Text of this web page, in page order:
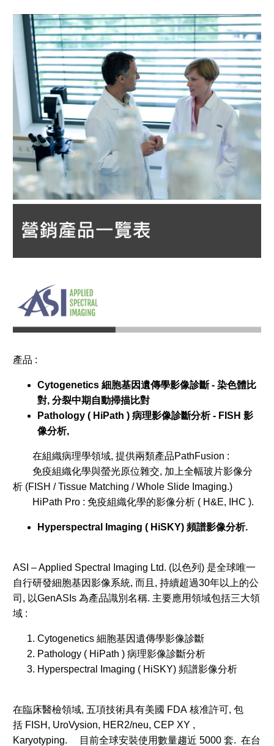
產品 :
Cytogenetics 細胞基因遺傳學影像診斷 - 染色體比
對, 分裂中期自動掃描比對
Pathology ( HiPath ) 病理影像診斷分析 - FISH 影
像分析,
在組織病理學領域, 提供兩類產品PathFusion :
免疫組織化學與螢光原位雜交, 加上全幅玻片影像分
析 (FISH / Tissue Matching / Whole Slide Imaging.)
HiPath Pro : 免疫組織化學的影像分析 ( H&E, IHC ).
Hyperspectral Imaging ( HiSKY) 頻譜影像分析.
ASI – Applied Spectral Imaging Ltd. (以色列) 是全球唯一
自行研發細胞基因影像系統, 而且, 持續超過30年以上的公
司, 以GenASIs 為產品識別名稱. 主要應用領域包括三大領
域 :
Cytogenetics 細胞基因遺傳學影像診斷
Pathology ( HiPath ) 病理影像診斷分析
Hyperspectral Imaging ( HiSKY) 頻譜影像分析
在臨床醫檢領域, 五項技術具有美國 FDA 核准許可, 包
括 FISH, UroVysion, HER2/neu, CEP XY ,
Karyotyping. 目前全球安裝使用數量趨近 5000 套. 在台